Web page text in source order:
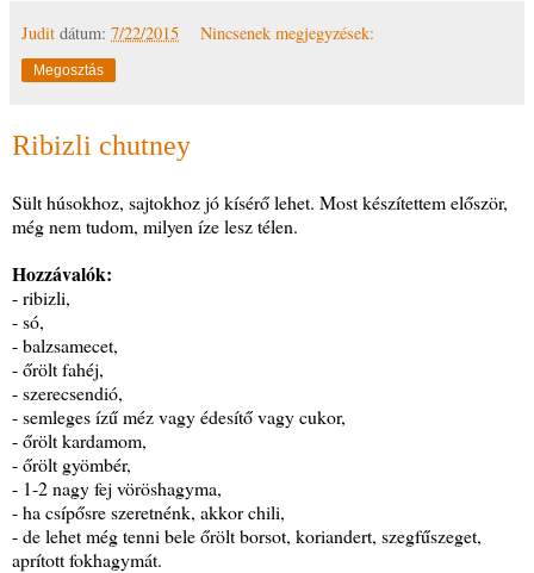
Judit dátum: 7/22/2015 Nincsenek megjegyzések:
Megosztás
Ribizli chutney
Sült húsokhoz, sajtokhoz jó kísérő lehet. Most készítettem először,
még nem tudom, milyen íze lesz télen.
Hozzávalók:
- ribizli,
- só,
- balzsamecet,
- őrölt fahéj,
- szerecsendió,
- semleges ízű méz vagy édesítő vagy cukor,
- őrölt kardamom,
- őrölt gyömbér,
- 1-2 nagy fej vöröshagyma,
- ha csípősre szeretnénk, akkor chili,
- de lehet még tenni bele őrölt borsot, koriandert, szegfűszeget,
aprított fokhagymát.